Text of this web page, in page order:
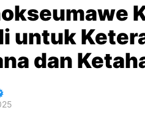
untuk
dan